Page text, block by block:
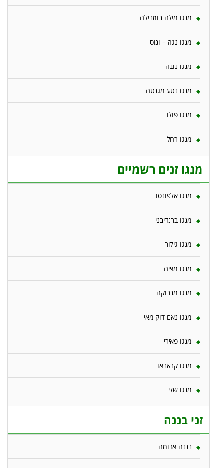
מנגו מילה בומבילה
מנגו נגה – ונוס
מנגו נובה
מנגו נטע מגנטה
מנגו פולו
מנגו רחל
מנגו זנים רשמיים
מנגו אלפונסו
מנגו ברנדיבני
מנגו גילור
מנגו מאיה
מנגו מברוקה
מנגו נאם דוק מאי
מנגו פאירי
מנגו קראבאו
מנגו שלי
זני בננה
בננה אדומה